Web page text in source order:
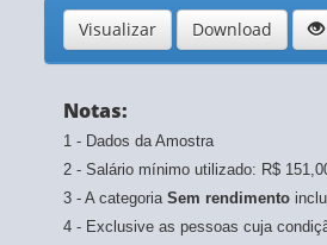
Visualizar Download
Notas:
1 - Dados da Amostra
2 - Salário mínimo utilizado: R$
3 - A categoria Sem rendimento
4 - Exclusive as pessoas cuja